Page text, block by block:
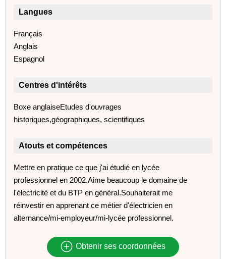
Langues
Français
Anglais
Espagnol
Centres d'intérêts
Boxe anglaiseEtudes d'ouvrages
historiques,géographiques, scientifiques
Atouts et compétences
Mettre en pratique ce que j'ai étudié en lycée
professionnel en 2002.Aime beaucoup le domaine de
l'électricité et du BTP en général.Souhaiterait me
réinvestir en apprenant ce métier d'électricien en
alternance/mi-employeur/mi-lycée professionnel.
Obtenir ses coordonnées